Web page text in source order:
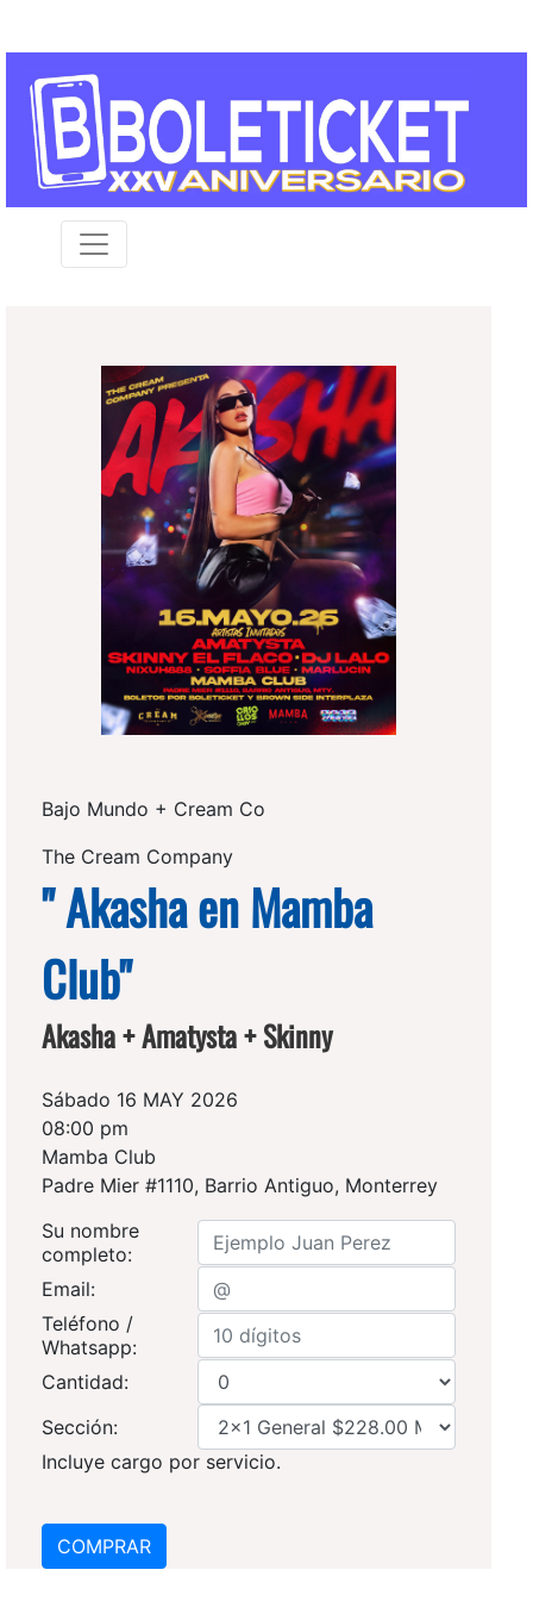
Bajo Mundo + Cream Co
The Cream Company
" Akasha en Mamba
Club"
Akasha + Amatysta + Skinny
Sábado 16 MAY 2026
08:00 pm
Mamba Club
Padre Mier #1110, Barrio Antiguo, Monterrey
Su nombre
completo:
Email:
Teléfono /
Whatsapp:
Cantidad:
Sección:
Incluye cargo por servicio.